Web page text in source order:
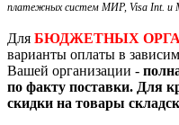
платежных систем МИР, Visa Int. и
Для БЮДЖЕТНЫХ
варианты оплаты в
Вашей организации -
по факту поставки. Для
скидки на товары